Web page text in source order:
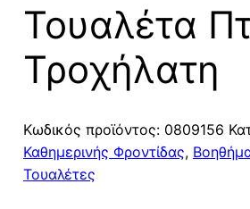
Τουαλέτα
Τροχήλατη
Κωδικός προϊόντος: 0809156
Καθημερινής Φροντίδας,
Τουαλέτες